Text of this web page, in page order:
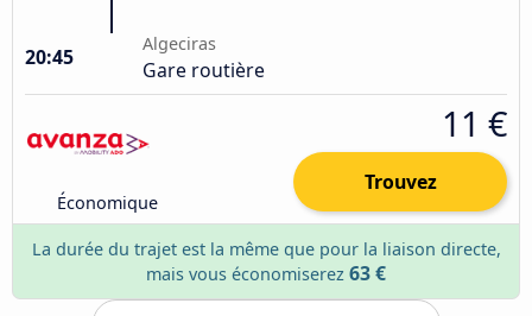
20:45
Algeciras
Gare routière
Économique
11 €
Trouvez
La durée du trajet est la même que pour la liaison directe,
mais vous économiserez 63 €